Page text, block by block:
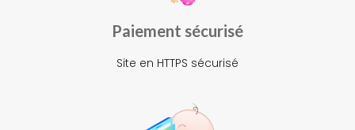
Paiement sécurisé
Site en HTTPS sécurisé